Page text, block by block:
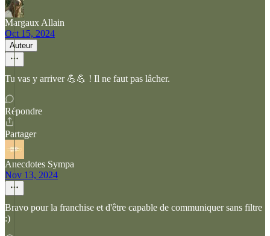
Margaux Allain
Oct 15, 2024
Auteur
Tu vas y arriver 💪💪 ! Il ne faut pas lâcher.
Répondre
Partager
Anecdotes Sympa
Nov 13, 2024
Bravo pour la franchise et d'être capable de communiquer sans filtre
:)